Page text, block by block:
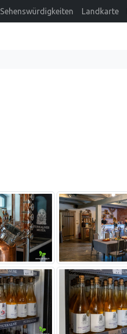
Sehenswürdigkeiten Landkarte